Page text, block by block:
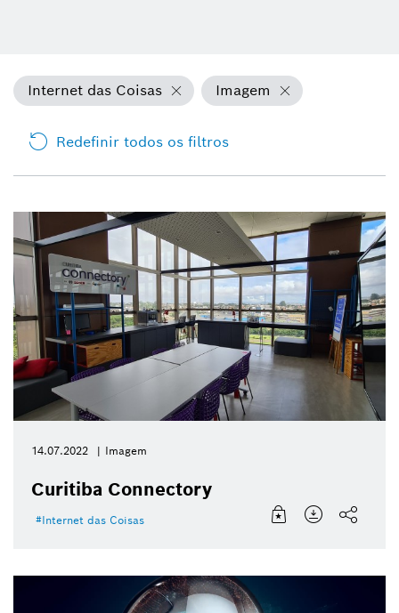
Internet das Coisas Imagem
Redefinir todos os filtros
14.07.2022 Imagem
Curitiba Connectory
Internet das Coisas